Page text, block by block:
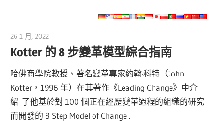
26 1 月, 2022
Kotter 的 8 步變革模型綜合指南
哈佛商學院教授、著名變革專家約翰·科特（John
Kotter，1996 年）在其著作《Leading Change》中介
紹 了他基於對 100 個正在經歷變革過程的組織的研究
而開發的 8 Step Model of Change .